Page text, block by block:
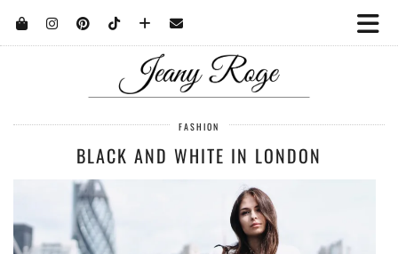
FASHION
BLACK AND WHITE IN LONDON